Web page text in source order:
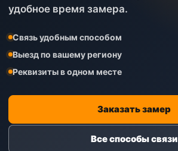
удобное время замера.
Связь удобным способом
Выезд по вашему региону
Реквизиты в одном месте
Заказать замер
Все способы связи